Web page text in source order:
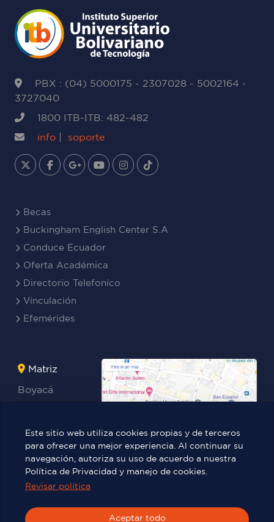
PBX : (04) 5000175 - 2307028 - 5002164 -
3727040
1800 ITB-ITB: 482-482
info
soporte
Becas
Buckingham English Center S.A
Conduce Ecuador
Oferta Académica
Directorio Telefoníco
Vinculación
Efemérides
Matriz
Boyacá
Teresa
Benites Ayala
Este sitio web utiliza cookies propias y de terceros
para ofrecer una mejor experiencia. Al continuar su
navegación, autoriza su uso de acuerdo a nuestra
Política de Privacidad y manejo de cookies.
Revisar política
Aceptar todo